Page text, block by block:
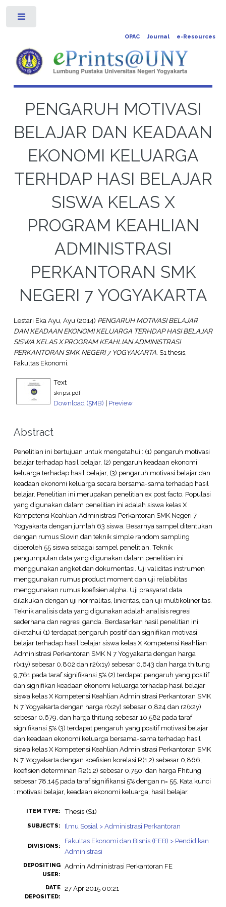
OPAC Journal e-Resources
PENGARUH MOTIVASI
BELAJAR DAN KEADAAN
EKONOMI KELUARGA
TERHDAP HASI BELAJAR
SISWA KELAS X
PROGRAM KEAHLIAN
ADMINISTRASI
PERKANTORAN SMK
NEGERI 7 YOGYAKARTA
Lestari Eka Ayu, Ayu(2014) PENGARUH MOTIVASI BELAJAR
DAN KEADAAN EKONOMI KELUARGA TERHDAP HASI BELAJAR
SISWA KELAS X PROGRAM KEAHLIAN ADMINISTRASI
PERKANTORAN SMK NEGERI 7 YOGYAKARTA. S1 thesis,
Fakultas Ekonomi.
Text
skripsi.pdf
Download (5MB) | Preview
Abstract
Penelitian ini bertujuan untuk mengetahui : (1) pengaruh motivasi
belajar terhadap hasil belajar, (2) pengaruh keadaan ekonomi
keluarga terhadap hasil belajar, (3) pengaruh motivasi belajar dan
keadaan ekonomi keluarga secara bersama-sama terhadap hasil
belajar. Penelitian ini merupakan penelitian ex post facto. Populasi
yang digunakan dalam penelitian ini adalah siswa kelas X
Kompetensi Keahlian Administrasi Perkantoran SMK Negeri 7
Yogyakarta dengan jumlah 63 siswa. Besarnya sampel ditentukan
dengan rumus Slovin dan teknik simple random sampling
diperoleh 55 siswa sebagai sampel penelitian. Teknik
pengumpulan data yang digunakan dalam penelitian ini
menggunakan angket dan dokumentasi. Uji validitas instrumen
menggunakan rumus product moment dan uji reliabilitas
menggunakan rumus koefisien alpha. Uji prasyarat data
dilakukan dengan uji normalitas, linieritas, dan uji multikolineritas.
Teknik analisis data yang digunakan adalah analisis regresi
sederhana dan regresi ganda. Berdasarkan hasil penelitian ini
diketahui (1) terdapat pengaruh positif dan signifikan motivasi
belajar terhadap hasil belajar siswa kelas X Kompetensi Keahlian
Administrasi Perkantoran SMK N 7 Yogyakarta dengan harga
r(x1y) sebesar 0,802 dan r2(x1y) sebesar 0,643 dan harga thitung
9,761 pada taraf signifikansi 5% (2) terdapat pengaruh yang positif
dan signifikan keadaan ekonomi keluarga terhadap hasil belajar
siswa kelas X Kompetensi Keahlian Administrasi Perkantoran SMK
N 7 Yogyakarta dengan harga r(x2y) sebesar 0,824 dan r2(x2y)
sebesar 0,679, dan harga thitung sebesar 10,582 pada taraf
signifikansi 5% (3) terdapat pengaruh yang positif motivasi belajar
dan keadaan ekonomi keluarga bersama-sama terhadap hasil
siswa kelas X Kompetensi Keahlian Administrasi Perkantoran SMK
N 7 Yogyakarta dengan koefisien korelasi R(1,2) sebesar 0,866,
koefisien determinan R2(1,2) sebesar 0,750, dan harga Fhitung
sebesar 78,145 pada taraf signifikansi 5% dengan n= 55. Kata kunci
: motivasi belajar, keadaan ekonomi keluarga, hasil belajar.
ITEM TYPE: Thesis (S1)
SUBJECTS: Ilmu Sosial > Administrasi Perkantoran
DIVISIONS:
Fakultas Ekonomi dan Bisnis (FEB) > Pendidikan
Administrasi
DEPOSITING
USER:
Admin Administrasi Perkantoran FE
DATE
DEPOSITED:
27 Apr 2015 00:21